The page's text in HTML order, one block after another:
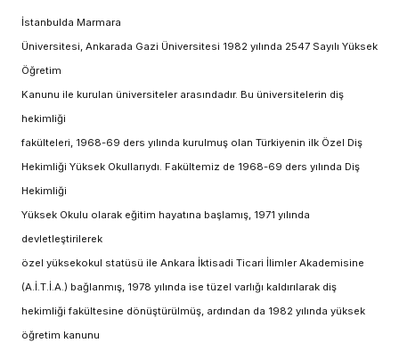
İstanbulda Marmara
Üniversitesi, Ankarada Gazi Üniversitesi 1982 yılında 2547 Sayılı Yüksek
Öğretim
Kanunu ile kurulan üniversiteler arasındadır. Bu üniversitelerin diş
hekimliği
fakülteleri, 1968-69 ders yılında kurulmuş olan Türkiyenin ilk Özel Diş
Hekimliği Yüksek Okullarıydı. Fakültemiz de 1968-69 ders yılında Diş
Hekimliği
Yüksek Okulu olarak eğitim hayatına başlamış, 1971 yılında
devletleştirilerek
özel yüksekokul statüsü ile Ankara İktisadi Ticari İlimler Akademisine
(A.İ.T.İ.A.) bağlanmış, 1978 yılında ise tüzel varlığı kaldırılarak diş
hekimliği fakültesine dönüştürülmüş, ardından da 1982 yılında yüksek
öğretim kanunu